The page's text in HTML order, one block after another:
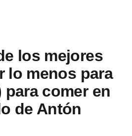
los mejores
lo menos para
comer en
de Antón